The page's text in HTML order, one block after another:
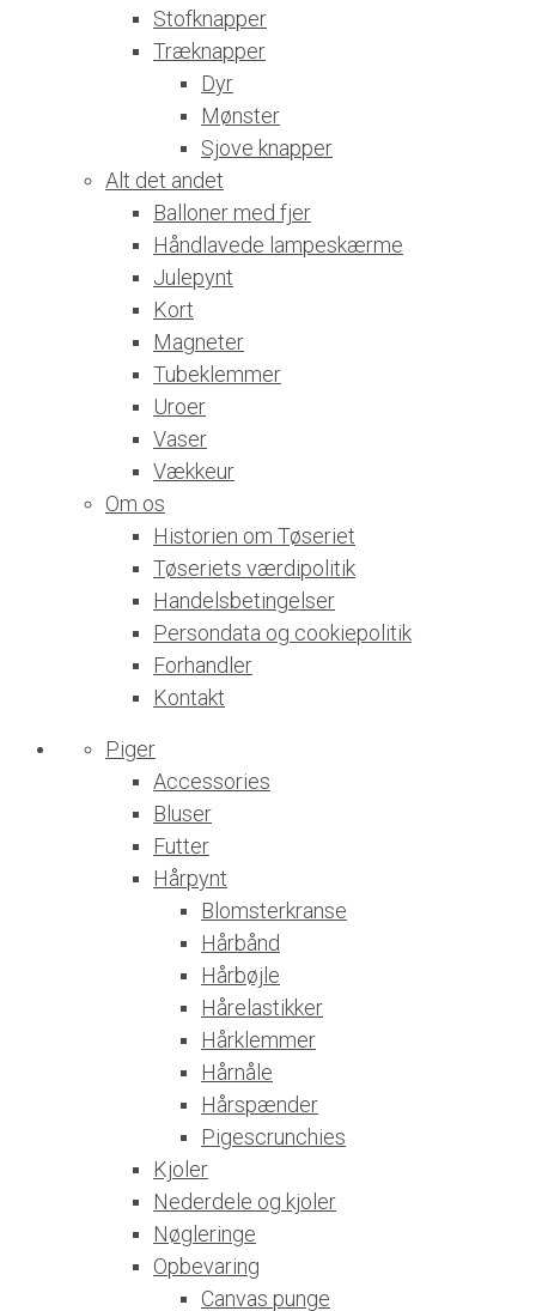
Stofknapper
Træknapper
Dyr
Mønster
Sjove knapper
Alt det andet
Balloner med fjer
Håndlavede lampeskærme
Julepynt
Kort
Magneter
Tubeklemmer
Uroer
Vaser
Vækkeur
Om os
Historien om Tøseriet
Tøseriets værdipolitik
Handelsbetingelser
Persondata og cookiepolitik
Forhandler
Kontakt
Piger
Accessories
Bluser
Futter
Hårpynt
Blomsterkranse
Hårbånd
Hårbøjle
Hårelastikker
Hårklemmer
Hårnåle
Hårspænder
Pigescrunchies
Kjoler
Nederdele og kjoler
Nøgleringe
Opbevaring
Canvas punge